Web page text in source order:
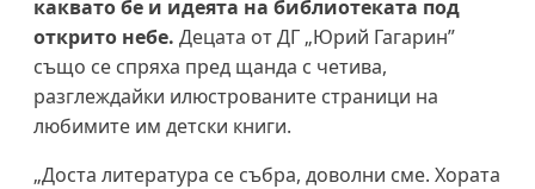
каквато бе и идеята на библиотеката под
открито небе. Децата от ДГ „Юрий Гагарин”
също се спряха пред щанда с четива,
разглеждайки илюстрованите страници на
любимите им детски книги.
„Доста литература се събра, доволни сме. Хората